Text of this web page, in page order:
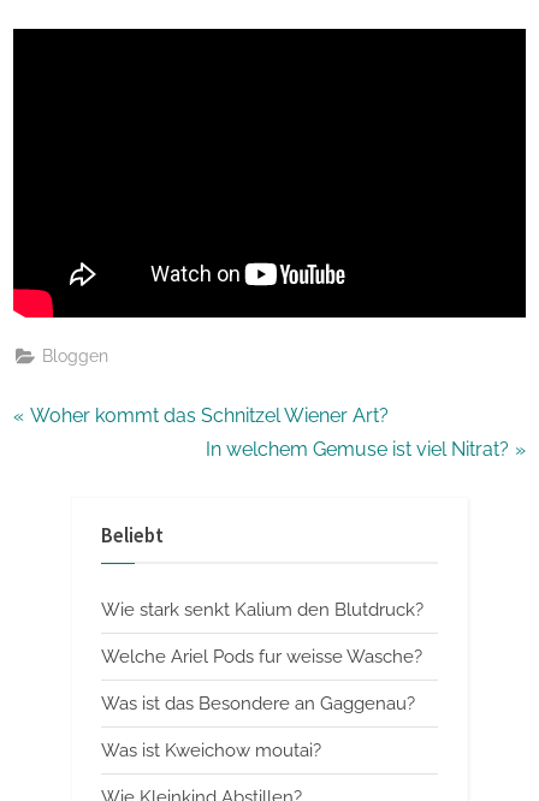
Bloggen
Beitragsnavigation
P
Woher kommt das Schnitzel Wiener Art?
N
o
s
t
In welchem Gemuse ist viel Nitrat?
Beliebt
Wie stark senkt Kalium den Blutdruck?
Welche Ariel Pods fur weisse Wasche?
Was ist das Besondere an Gaggenau?
Was ist Kweichow moutai?